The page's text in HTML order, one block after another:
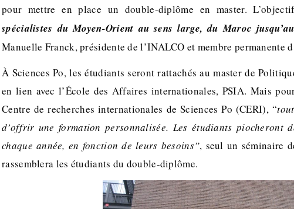
pour mettre en place un double-diplôme en master.
spécialistes du Moyen-Orient au sens large, du Maroc
Manuelle Franck, présidente de l’INALCO et membre permanente
À Sciences Po, les étudiants seront rattachés au master de
en lien avec l’École des Affaires internationales, PSIA. Mais
Centre de recherches internationales de Sciences Po (CERI), “
d’offrir une formation personnalisée. Les étudiants piocheront
chaque année, en fonction de leurs besoins”, seul un séminaire
rassemblera les étudiants du double-diplôme.